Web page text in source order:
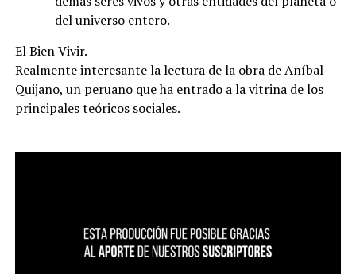
del universo entero.
El Bien Vivir.
Realmente interesante la lectura de la obra de Aníbal
Quijano, un peruano que ha entrado a la vitrina de los
principales teóricos sociales.